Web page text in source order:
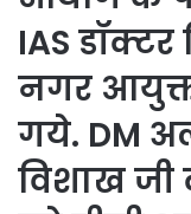
IAS डॉक्टर
नगर
गये. DM
विशाख जी